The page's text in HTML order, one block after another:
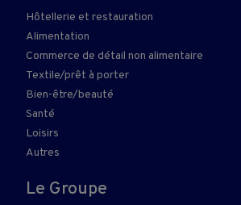
Hôtellerie et restauration
Alimentation
Commerce de détail non alimentaire
Textile/prêt à porter
Bien-être/beauté
Santé
Loisirs
Autres
Le Groupe